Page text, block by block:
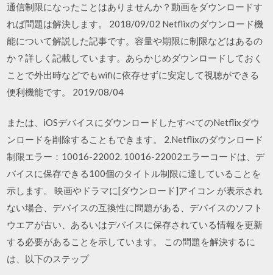
通信制限になったことはありませんか？動画をダウンロードす
れば問題は解決します。 2018/09/02 Netflixのダウンロード機
能について解説した記事です。容量や期限に制限などはあるの
か？詳しく記載しています。あらかじめダウンロードしておく
ことで外出時などでもwifiに依存せずに安定して視聴ができる
便利機能です。 2019/08/04
または、iOSデバイスにダウンロードしたすべてのNetflixダウ
ンロードを削除することもできます。 2.Netflixのダウンロード
制限エラー：10016-22002. 10016-22002エラーコードは、デ
バイスに保存できる100個のタイトル制限に達していることを
示します。 映画やドラマに[ダウンロード]アイコン が表示され
ない場合、デバイスの互換性に問題がある、デバイスのソフト
ウエアが古い、あるいはデバイスに保存されている情報を更新
する必要があることを示しています。 この問題を解決するに
は、以下のステップ